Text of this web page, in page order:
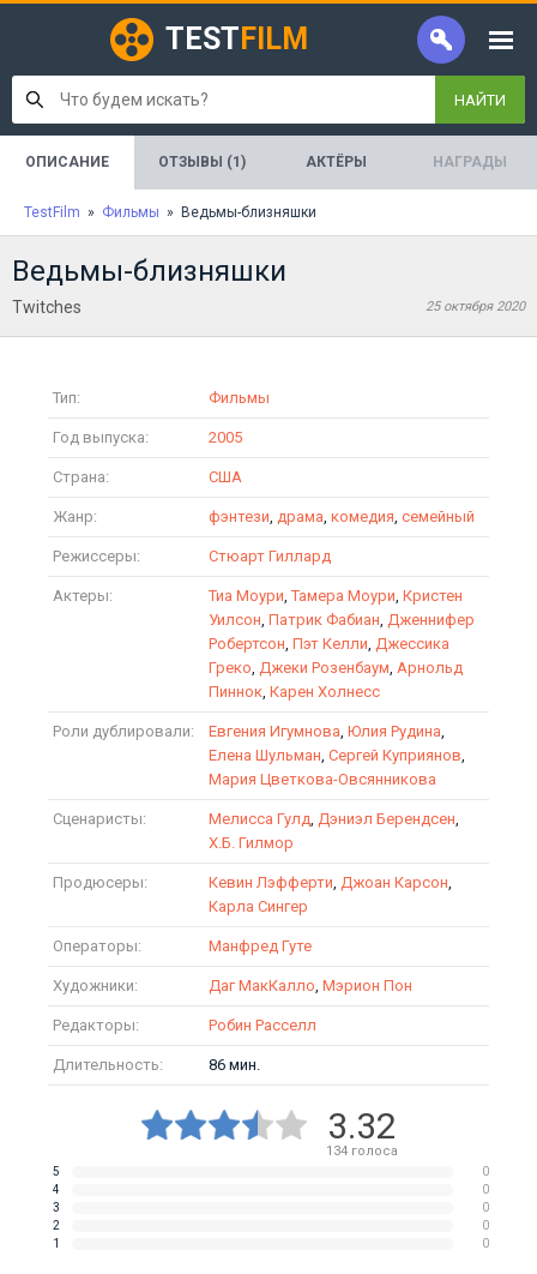
TEST FILM
НАЙТИ
ОПИСАНИЕ ОТЗЫВЫ (1) АКТЁРЫ НАГРАДЫ
TestFilm » Фильмы » Ведьмы-близняшки
Ведьмы-близняшки
Twitches 25 октября 2020
Тип: Фильмы
Год выпуска: 2005
Страна: США
Жанр: фэнтези, драма, комедия, семейный
Режиссеры: Стюарт Гиллард
Актеры: Тиа Моури,Тамера Моури, Кристен
Уилсон, Патрик Фабиан, Дженнифер
Робертсон, Пэт Келли, Джессика
Греко, Джеки Розенбаум, Арнольд
Пиннок, Карен Холнесс
Роли дублировали: Евгения Игумнова, Юлия Рудина,
Елена Шульман, Сергей Куприянов,
Мария Цветкова-Овсянникова
Сценаристы: Мелисса Гулд, Дэниэл Берендсен,
Х.Б. Гилмор
Продюсеры: Кевин Лэфферти, Джоан Карсон,
Карла Сингер
Операторы: Манфред Гуте
Художники: Даг МакКалло, Мэрион Пон
Редакторы: Робин Расселл
Длительность: 86 мин.
3.32
134голоса
5
0
4
0
3
0
2
0
1
0